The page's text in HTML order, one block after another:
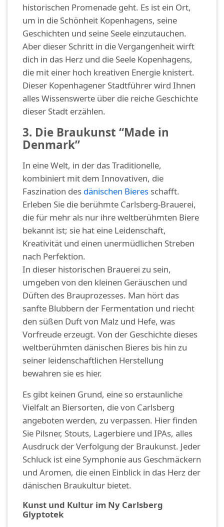
historischen Promenade geht. Es ist ein Ort,
um in die Schönheit Kopenhagens, seine
Geschichten und seine Seele einzutauchen.
Aber dieser Schritt in die Vergangenheit wirft
dich in das Herz und die Seele Kopenhagens,
die mit einer hoch kreativen Energie knistert.
Dieser Kopenhagener Stadtführer wird Ihnen
alles Wissenswerte über die reiche Geschichte
dieser Stadt erzählen.
3. Die Braukunst “Made in
Denmark”
In eine Welt, in der das Traditionelle,
kombiniert mit dem Innovativen, die
Faszination des dänischen Bieres schafft.
Erleben Sie die berühmte Carlsberg-Brauerei,
die für mehr als nur ihre weltberühmten Biere
bekannt ist; sie hat eine Leidenschaft,
Kreativität und einen unermüdlichen Streben
nach Perfektion.
In dieser historischen Brauerei zu sein,
umgeben von den kleinen Geräuschen und
Düften des Brauprozesses. Man hört das
sanfte Blubbern der Fermentation und riecht
den süßen Duft von Malz und Hefe, was
Vorfreude erzeugt. Von der Geschichte dieses
weltberühmten dänischen Bieres bis hin zu
seiner leidenschaftlichen Herstellung
bewahren sie es hier.
Es gibt keinen Grund, eine so erstaunliche
Vielfalt an Biersorten, die von Carlsberg
angeboten werden, zu verpassen. Hier finden
Sie Pilsner, Stouts, Lagerbiere und IPAs, alles
Ausdruck der Verfolgung der Braukunst. Jeder
Schluck ist eine Symphonie aus Geschmäckern
und Aromen, die einen Einblick in das Herz der
dänischen Braukultur bietet.
Kunst und Kultur im Ny Carlsberg
Glyptotek